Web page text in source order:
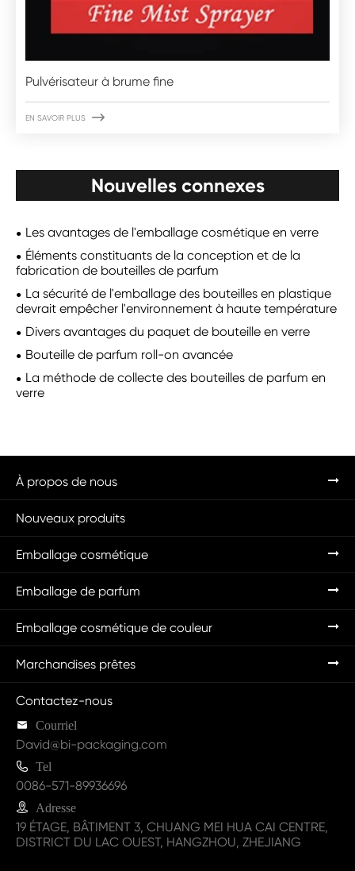
Pulvérisateur à brume fine
EN SAVOIR PLUS 
Nouvelles connexes
Les avantages de l'emballage cosmétique en verre
Éléments constituants de la conception et de la
fabrication de bouteilles de parfum
La sécurité de l'emballage des bouteilles en plastique
devrait empêcher l'environnement à haute température
Divers avantages du paquet de bouteille en verre
Bouteille de parfum roll-on avancée
La méthode de collecte des bouteilles de parfum en
verre
À propos de nous
Nouveaux produits
Emballage cosmétique
Emballage de parfum
Emballage cosmétique de couleur
Marchandises prêtes
Contactez-nous
 Courriel
David@bi-packaging.com
 Tel
0086-571-89936696
 Adresse
19 ÉTAGE, BÂTIMENT 3, CHUANG MEI HUA CAI CENTRE,
DISTRICT DU LAC OUEST, HANGZHOU, ZHEJIANG